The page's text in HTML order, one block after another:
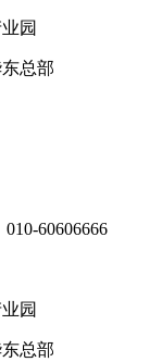
园
总部
60606666
园
总部